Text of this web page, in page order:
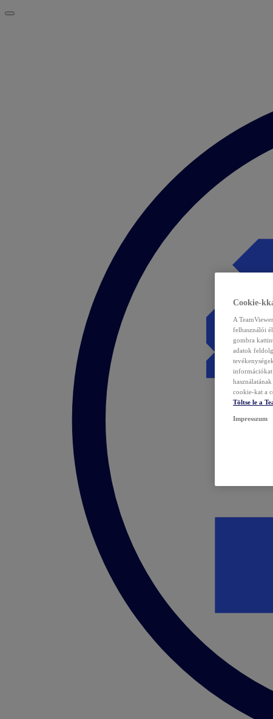
Cookie-
A
felhasználói
gombra
adatok
információkat
cookie-kat a
Töltse le a
Impresszum